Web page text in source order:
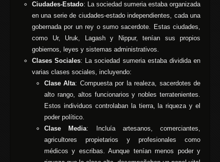
Ciudades-Estado: La sociedad sumeria estaba organizada
en una serie de ciudades-estado independientes, cada una
gobernada por un rey o sumo sacerdote. Estas ciudades,
como Ur, Uruk, Lagash y Nippur, tenían sus propios
gobiernos, leyes y sistemas administrativos.
Clases Sociales: La sociedad sumeria estaba dividida en
varias clases sociales, incluyendo:
Clase Alta: Compuesta por la realeza, sacerdotes de
alto rango, altos funcionarios y nobles terratenientes.
Estos individuos controlaban la tierra, la riqueza y el
poder político.
Clase Media: Incluía artesanos, comerciantes,
agricultores propietarios y profesionales como
médicos y escribas. Aunque tenían menos poder y